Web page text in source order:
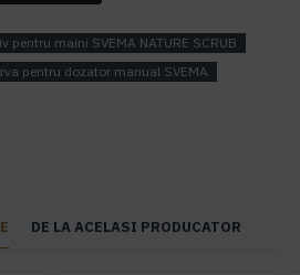
pentru maini SVEMA NATURE SCRUB
pentru dozator manual SVEMA
DE LA ACELASI PRODUCATOR